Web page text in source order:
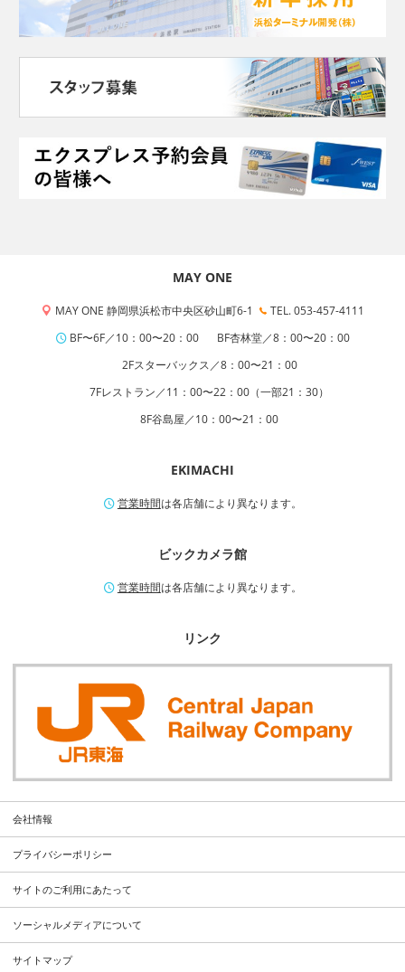
MAY ONE
MAY ONE 静岡県浜松市中央区砂山町6-1
TEL. 053-457-4111
BF〜6F／10：00〜20：00
BF杏林堂／8：00〜20：00
2Fスターバックス／8：00〜21：00
7Fレストラン／11：00〜22：00（一部21：30）
8F谷島屋／10：00〜21：00
EKIMACHI
営業時間は各店舗により異なります。
ビックカメラ館
営業時間は各店舗により異なります。
リンク
会社情報
プライバシーポリシー
サイトのご利用にあたって
ソーシャルメディアについて
サイトマップ